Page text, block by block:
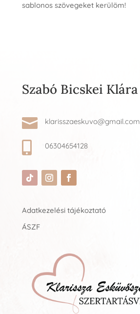
sablonos szövegeket kerülöm!
Szabó Bicskei Klára
 klarisszaeskuvo@gmail.com
 06304654128
Adatkezelési tájékoztató
ÁSZF